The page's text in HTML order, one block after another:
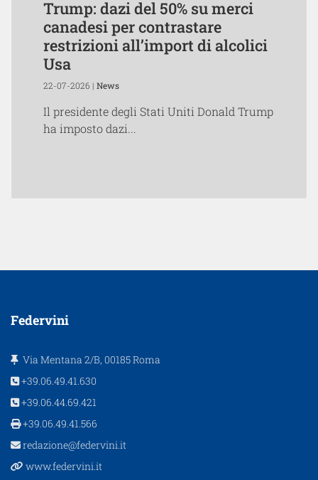
Trump: dazi del 50% su merci
canadesi per contrastare
restrizioni all’import di alcolici
Usa
22-07-2026 | News
Il presidente degli Stati Uniti Donald Trump
ha imposto dazi...
Federvini
Via Mentana 2/B, 00185 Roma
+39.06.49.41.630
+39.06.44.69.421
+39.06.49.41.566
redazione@federvini.it
www.federvini.it